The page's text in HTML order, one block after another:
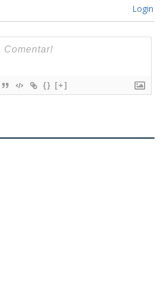
Login
{} [+]